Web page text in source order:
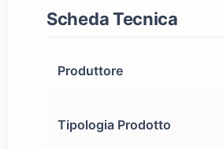
Scheda Tecnica
Produttore
Tipologia Prodotto